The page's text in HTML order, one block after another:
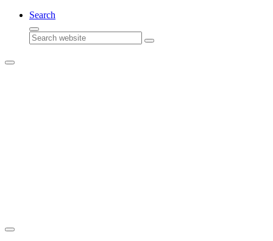
Search
Search